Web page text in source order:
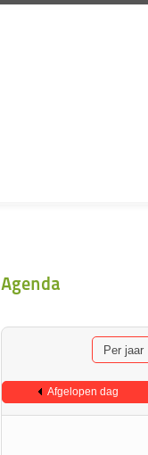
Agenda
Per jaar
Afgelopen dag